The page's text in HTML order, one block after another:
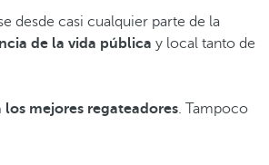
desde casi cualquier parte de la
de la vida pública y local tanto de
mejores regateadores. Tampoco